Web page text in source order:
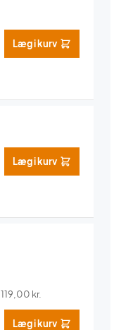
Læg i kurv
Læg i kurv
119,00 kr.
Læg i kurv